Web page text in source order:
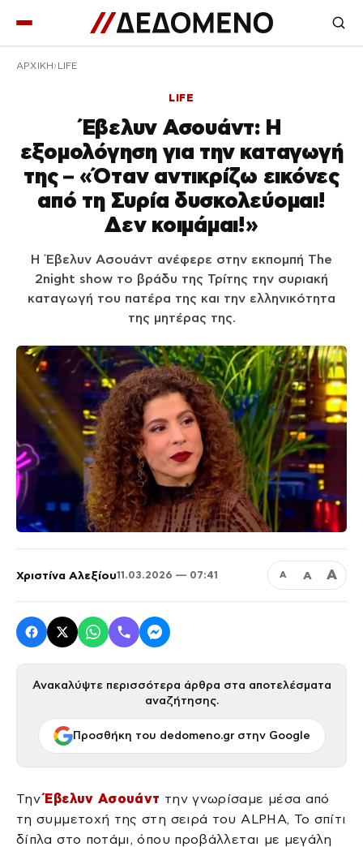
ΑΡΧΙΚΉ LIFE
LIFE
Έβελυν Ασουάντ: Η
εξομολόγηση για την καταγωγή
της – «Όταν αντικρίζω εικόνες
από τη Συρία δυσκολεύομαι!
Δεν κοιμάμαι!»
Η Έβελυν Ασουάντ ανέφερε στην εκπομπή The
2night show το βράδυ της Τρίτης την συριακή
καταγωγή του πατέρα της και την ελληνικότητα
της μητέρας της.
Χριστίνα Αλεξίου11.03.2026 — 07:41 Α Α Α
Ανακαλύψτε περισσότερα άρθρα στα αποτελέσματα
αναζήτησης.
Προσθήκη του dedomeno.gr στην Google
ΤηνΈβελυν Ασουάντ την γνωρίσαμε μέσα από
τη συμμετοχή της στη σειρά του ALPHA, Το σπίτι
δίπλα στο ποτάμι, όπου προβάλλεται με μεγάλη